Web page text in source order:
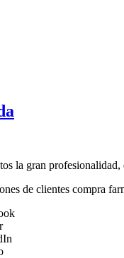
la gran
de clientes compra